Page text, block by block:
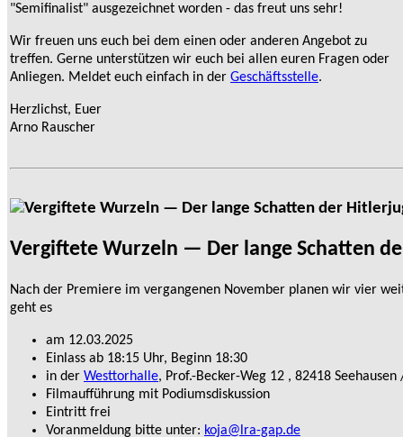
"Semifinalist" ausgezeichnet worden - das freut uns sehr!
Wir freuen uns euch bei dem einen oder anderen Angebot zu
treffen. Gerne unterstützen wir euch bei allen euren Fragen oder
Anliegen. Meldet euch einfach in der Geschäftsstelle.
Herzlichst, Euer
Arno Rauscher
Vergiftete Wurzeln — Der lange Schatten
Nach der Premiere im vergangenen November planen wir vier
geht es
am 12.03.2025
Einlass ab 18:15 Uhr, Beginn 18:30
in der Westtorhalle, Prof.-Becker-Weg 12 , 82418 Seehausen
Filmaufführung mit Podiumsdiskussion
Eintritt frei
Voranmeldung bitte unter: koja@lra-gap.de